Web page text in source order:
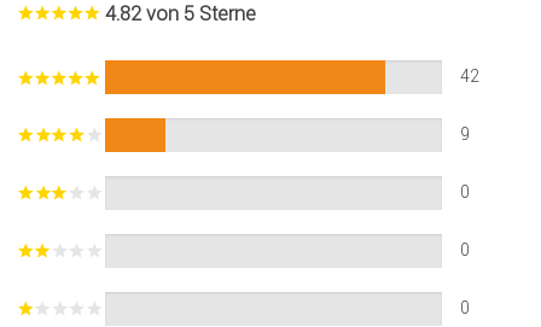
4.82 von 5 Sterne
42
9
0
0
0